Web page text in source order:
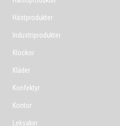
Hästprodukter
Industriprodukter
Klockor
Kläder
Konfektyr
Kontor
Leksaker